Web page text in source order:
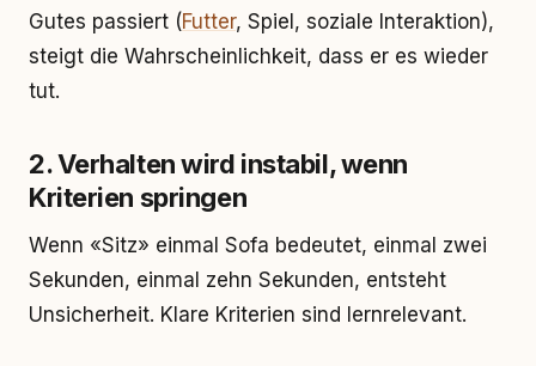
Gutes passiert (Futter, Spiel, soziale Interaktion),
steigt die Wahrscheinlichkeit, dass er es wieder
tut.
2. Verhalten wird instabil, wenn
Kriterien springen
Wenn «Sitz» einmal Sofa bedeutet, einmal zwei
Sekunden, einmal zehn Sekunden, entsteht
Unsicherheit. Klare Kriterien sind lernrelevant.